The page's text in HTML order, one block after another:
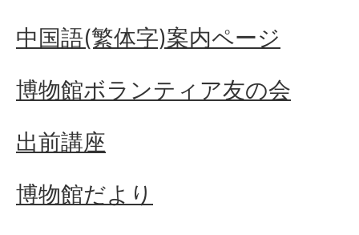
中国語(繁体字)案内ページ
博物館ボランティア友の会
出前講座
博物館だより